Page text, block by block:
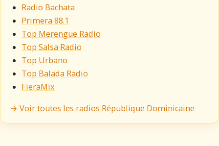
Radio Bachata
Primera 88.1
Top Merengue Radio
Top Salsa Radio
Top Urbano
Top Balada Radio
FieraMix
→ Voir toutes les radios République Dominicaine